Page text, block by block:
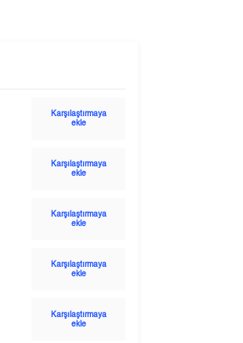
Karşılaştırmaya
ekle
Karşılaştırmaya
ekle
Karşılaştırmaya
ekle
Karşılaştırmaya
ekle
Karşılaştırmaya
ekle